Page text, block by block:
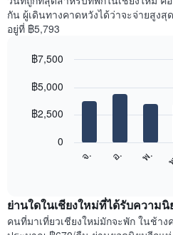
เฉลี่ย
ของ
ห้อง
ใน
เดือน
เดือน
แผนภูมิ
มี
กัน ผู้เดินทางคาดหวังได้ว่าจะจ่ายสูง
อยู่ที่ ฿5,793
chart
bars.
แผนภูมิ
แสดง
ราคา
เฉลี่ย
graphic.
จ. อ. พ.
0
฿2,500
฿5,000
฿7,500
ย่านใดในเชียงใหม่ที่ได้รับความ
คนที่มาเที่ยวเชียงใหม่มักจะพัก ในช้า